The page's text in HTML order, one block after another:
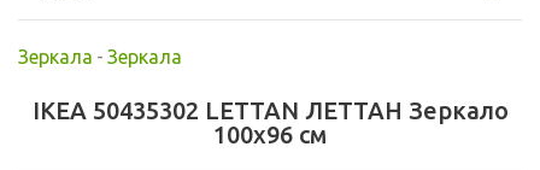
Зеркала - Зеркала
IKEA 50435302 LETTAN ЛЕТТАН Зеркало
100x96 см